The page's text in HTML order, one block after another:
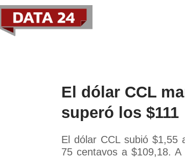
El dólar CCL
superó los $111
El dólar CCL subió $1,55
75 centavos a $109,18.